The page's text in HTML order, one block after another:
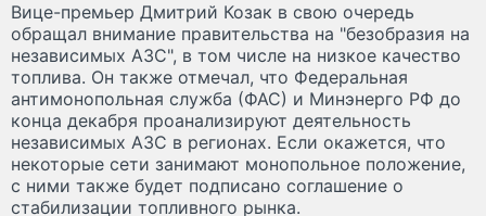
Вице-премьер Дмитрий Козак в свою очередь
обращал внимание правительства на "безобразия на
независимых АЗС", в том числе на низкое качество
топлива. Он также отмечал, что Федеральная
антимонопольная служба (ФАС) и Минэнерго РФ до
конца декабря проанализируют деятельность
независимых АЗС в регионах. Если окажется, что
некоторые сети занимают монопольное положение,
с ними также будет подписано соглашение о
стабилизации топливного рынка.